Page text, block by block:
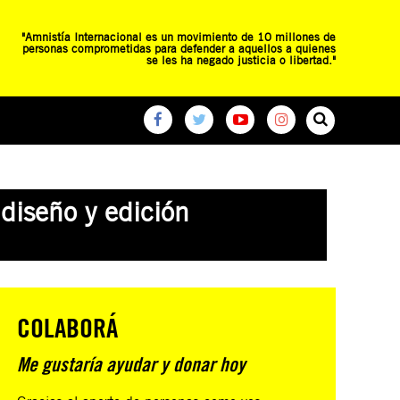
"Amnistía Internacional es un movimiento de 10 millones de
personas comprometidas para defender a aquellos a quienes
se les ha negado justicia o libertad."
y edición
COLABORÁ
Me gustaría ayudar y donar hoy